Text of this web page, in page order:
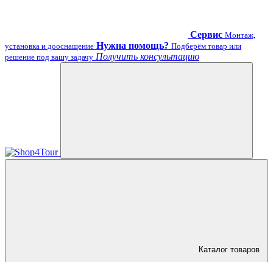
Сервис Монтаж,
установка и дооснащение Нужна помощь? Подберём товар или
решение под вашу задачу Получить консультацию
Каталог товаров